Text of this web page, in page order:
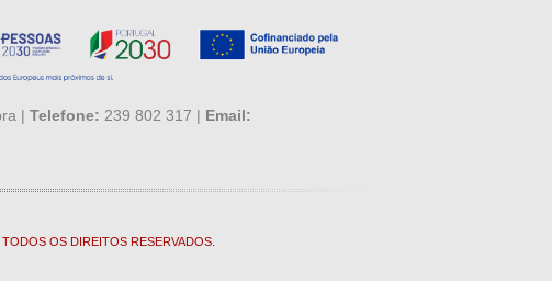
| Telefone: 239 802 317 | Email:
OS DIREITOS RESERVADOS.